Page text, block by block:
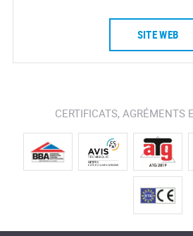
SITE WEB
CERTIFICATS, AGRÉMENTS